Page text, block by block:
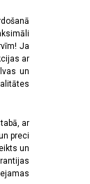
Ja
ar
un
ar
preci
un